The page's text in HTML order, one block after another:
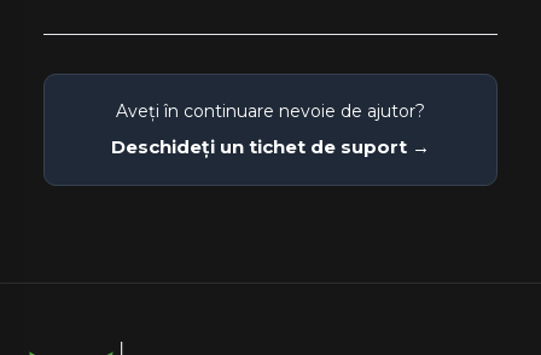
Aveți în continuare nevoie de ajutor?
Deschideți un tichet de suport →